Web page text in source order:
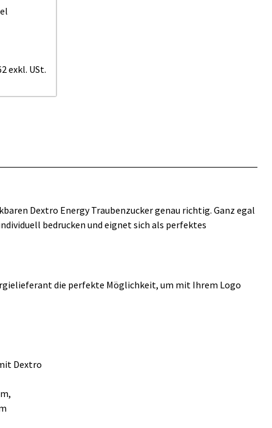
exkl. USt.
Dextro Energy Traubenzucker genau richtig. Ganz egal
bedrucken und eignet sich als perfektes
die perfekte Möglichkeit, um mit Ihrem Logo
Dextro